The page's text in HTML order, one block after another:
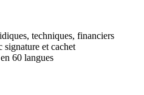
techniques, financiers
signature et cachet
60 langues